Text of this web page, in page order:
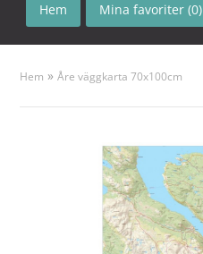
Hem Mina favoriter (0)
Hem »Åre väggkarta 70x100cm